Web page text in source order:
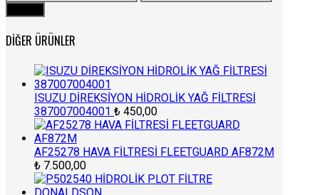
düşük
fiyat
yüksek
DIĞER ÜRÜNLER
ISUZU DİREKSİYON HİDROLİK YAĞ FİLTRESİ
387007004001 ₺ 450,00
AF25278 HAVA FİLTRESİ FLEETGUARD AF872M
₺ 7.500,00